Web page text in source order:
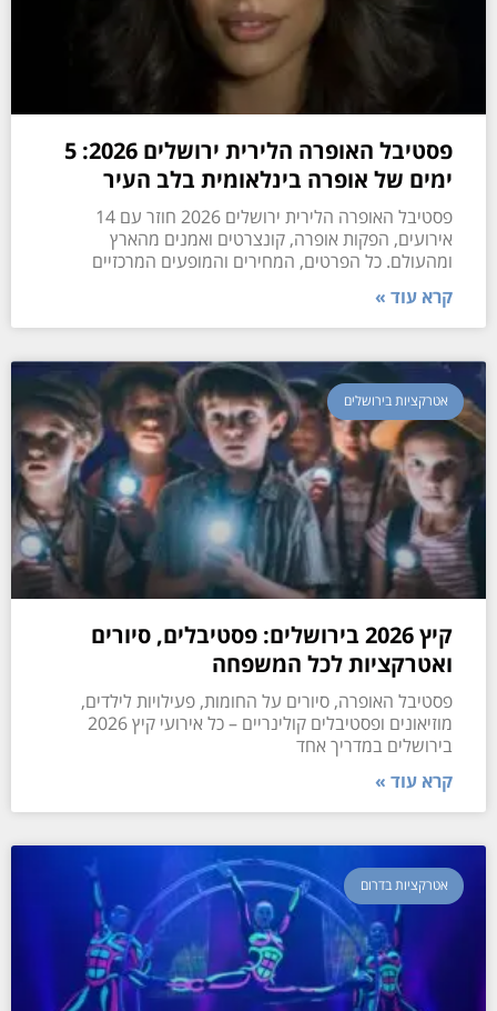
פסטיבל האופרה הלירית ירושלים 2026: 5
ימים של אופרה בינלאומית בלב העיר
פסטיבל האופרה הלירית ירושלים 2026 חוזר עם 14
אירועים, הפקות אופרה, קונצרטים ואמנים מהארץ
ומהעולם. כל הפרטים, המחירים והמופעים המרכזיים
קרא עוד »
אטרקציות בירושלים
קיץ 2026 בירושלים: פסטיבלים, סיורים
ואטרקציות לכל המשפחה
פסטיבל האופרה, סיורים על החומות, פעילויות לילדים,
מוזיאונים ופסטיבלים קולינריים – כל אירועי קיץ 2026
בירושלים במדריך אחד
קרא עוד »
אטרקציות בדרום